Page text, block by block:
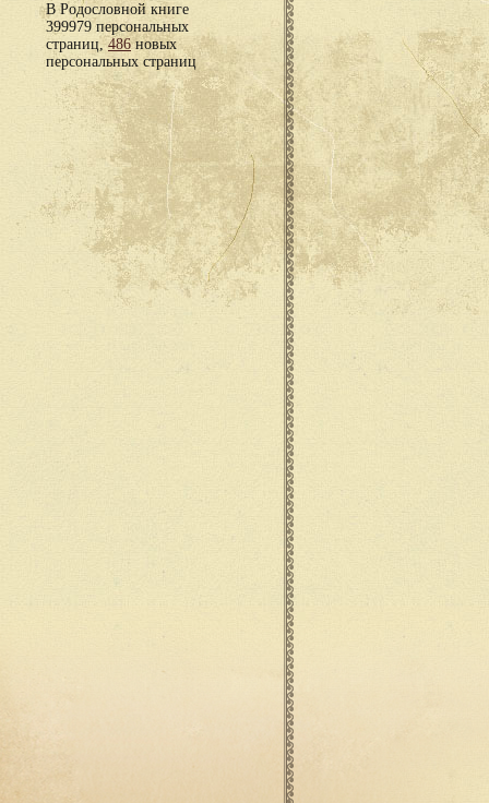
В Родословной книге
399979 персональных
страниц,486новых
персональных страниц